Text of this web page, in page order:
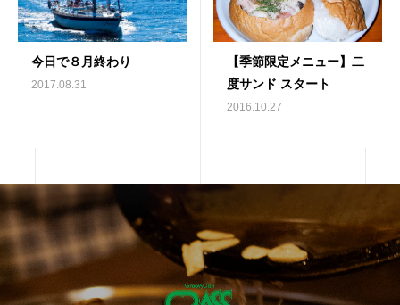
今日で８月終わり
2017.08.31
【季節限定メニュー】二
度サンド スタート
2016.10.27